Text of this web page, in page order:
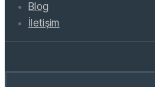
Blog
İletişim